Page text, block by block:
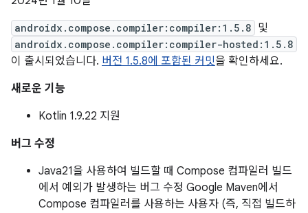
androidx.compose.compiler:compiler:1.5.8 및
androidx.compose.compiler:compiler-hosted:1.5.8
이 출시되었습니다. 버전 1.5.8에 포함된 커밋을 확인하세요.
새로운 기능
Kotlin 1.9.22 지원
버그 수정
Java21을 사용하여 빌드할 때 Compose 컴파일러 빌드
에서 예외가 발생하는 버그 수정 Google Maven에서
Compose 컴파일러를 사용하는 사용자 (즉, 직접 빌드하